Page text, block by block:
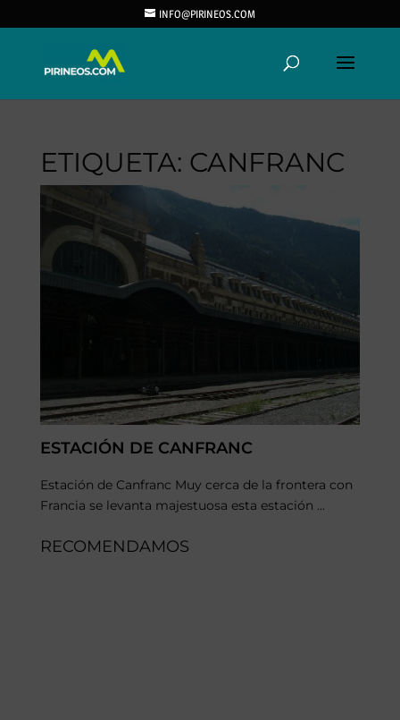
INFO@PIRINEOS.COM
ETIQUETA: CANFRANC
ESTACIÓN DE CANFRANC
Estación de Canfranc Muy cerca de la frontera con
Francia se levanta majestuosa esta estación ...
RECOMENDAMOS